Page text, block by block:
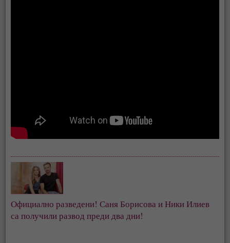
Официално разведени! Саня Борисова и Ники Илиев
са получили развод преди два дни!